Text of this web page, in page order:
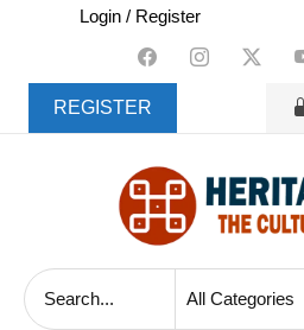
content
Login / Register
REGISTER